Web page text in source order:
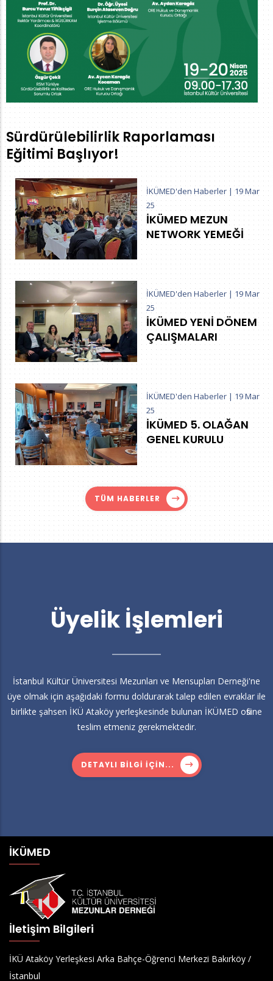
Sürdürülebilirlik Raporlaması
Eğitimi Başlıyor!
İKÜMED'den Haberler |19 Mar
25
İKÜMED MEZUN
NETWORK YEMEĞİ
İKÜMED'den Haberler |19 Mar
25
İKÜMED YENİ DÖNEM
ÇALIŞMALARI
İKÜMED'den Haberler |19 Mar
25
İKÜMED 5. OLAĞAN
GENEL KURULU
TÜM HABERLER
Üyelik İşlemleri
İstanbul Kültür Üniversitesi Mezunları ve Mensupları Derneği'ne
üye olmak için aşağıdaki formu doldurarak talep edilen evraklar ile
birlikte şahsen İKÜ Ataköy yerleşkesinde bulunan İKÜMED ofisine
teslim etmeniz gerekmektedir.
DETAYLI BILGI IÇIN...
İKÜMED
İletişim Bilgileri
İKÜ Ataköy Yerleşkesi Arka Bahçe-Öğrenci Merkezi Bakırköy /
İstanbul